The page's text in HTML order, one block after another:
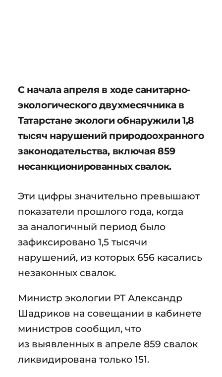
С начала апреля в ходе санитарно-
экологического двухмесячника в
Татарстане экологи обнаружили 1,8
тысяч нарушений природоохранного
законодательства, включая 859
несанкционированных свалок.
Эти цифры значительно превышают
показатели прошлого года, когда
за аналогичный период было
зафиксировано 1,5 тысячи
нарушений, из которых 656 касались
незаконных свалок.
Министр экологии РТ Александр
Шадриков на совещании в кабинете
министров сообщил, что
из выявленных в апреле 859 свалок
ликвидирована только 151.